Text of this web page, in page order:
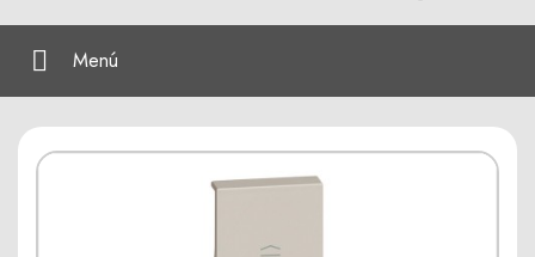
Menú